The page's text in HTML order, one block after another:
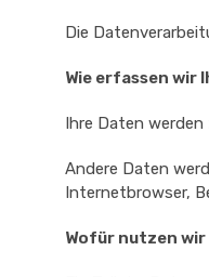
Die
Wie erfassen wir
Ihre Daten werden
Andere Daten
Internetbrowser,
Wofür nutzen wir